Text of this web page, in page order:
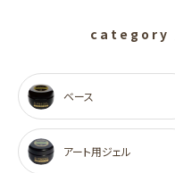
category
ベース
アート用ジェル